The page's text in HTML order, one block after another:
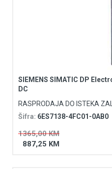
SIEMENS SIMATIC DP
DC
RASPRODAJA DO ISTEKA
Šifra: 6ES7138-4FC01-0AB0
1365,00 KM
887,25 KM